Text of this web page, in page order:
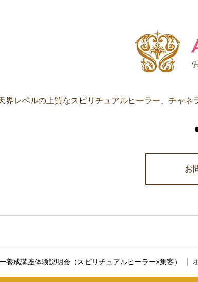
界レベルの上質なスピリチュアルヒーラー、チャ
お
養成講座体験説明会（スピリチュアルヒーラー×集客）